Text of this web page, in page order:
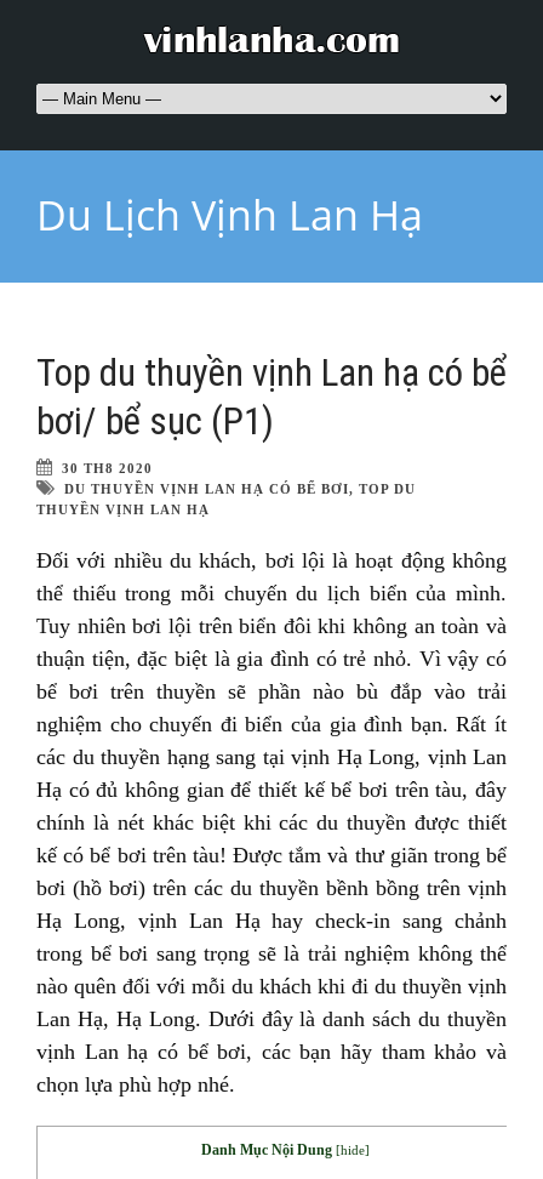
Du Lịch Vịnh Lan Hạ
Top du thuyền vịnh Lan hạ có bể
bơi/ bể sục (P1)
30 TH8 2020
DU THUYỀN VỊNH LAN HẠ CÓ BỂ BƠI, TOP DU
THUYỀN VỊNH LAN HẠ
Đối với nhiều du khách, bơi lội là hoạt động không
thể thiếu trong mỗi chuyến du lịch biển của mình.
Tuy nhiên bơi lội trên biển đôi khi không an toàn và
thuận tiện, đặc biệt là gia đình có trẻ nhỏ. Vì vậy có
bể bơi trên thuyền sẽ phần nào bù đắp vào trải
nghiệm cho chuyến đi biển của gia đình bạn. Rất ít
các du thuyền hạng sang tại vịnh Hạ Long, vịnh Lan
Hạ có đủ không gian để thiết kế bể bơi trên tàu, đây
chính là nét khác biệt khi các du thuyền được thiết
kế có bể bơi trên tàu! Được tắm và thư giãn trong bể
bơi (hồ bơi) trên các du thuyền bềnh bồng trên vịnh
Hạ Long, vịnh Lan Hạ hay check-in sang chảnh
trong bể bơi sang trọng sẽ là trải nghiệm không thể
nào quên đối với mỗi du khách khi đi du thuyền vịnh
Lan Hạ, Hạ Long. Dưới đây là danh sách du thuyền
vịnh Lan hạ có bể bơi, các bạn hãy tham khảo và
chọn lựa phù hợp nhé.
Danh Mục Nội Dung [hide]